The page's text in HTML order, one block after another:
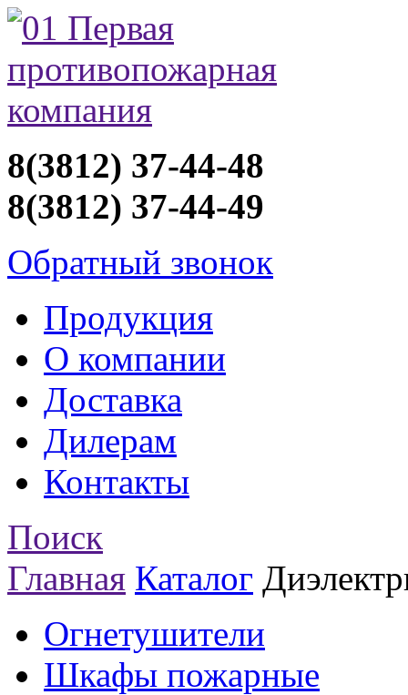
8(3812) 37-44-48
8(3812) 37-44-49
Обратный звонок
Продукция
О компании
Доставка
Дилерам
Контакты
Поиск
Главная Каталог
Огнетушители
Шкафы пожарные